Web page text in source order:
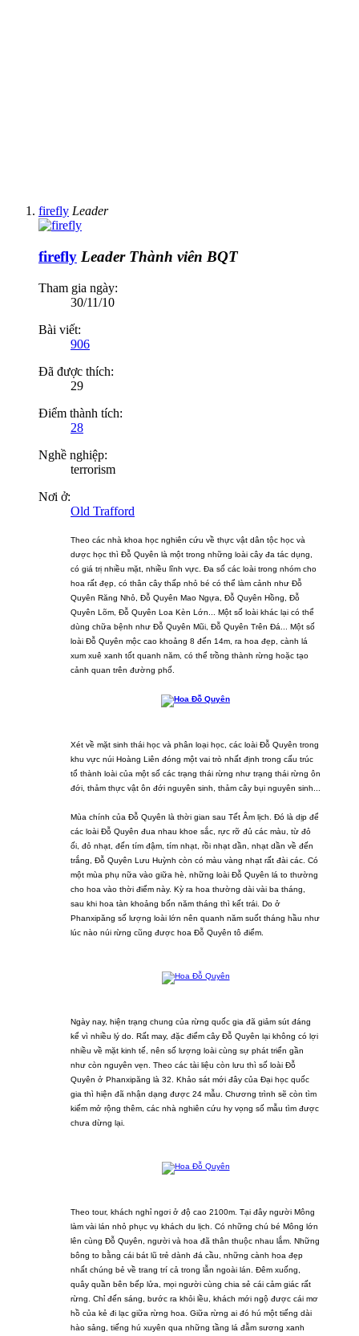
firefly Leader
firefly Leader Thành viên BQT
Tham gia ngày:
30/11/10
Bài viết:
906
Đã được thích:
29
Điểm thành tích:
28
Nghề nghiệp:
terrorism
Nơi ở:
Old Trafford
Theo các nhà khoa học nghiên cứu về thực vật dân tộc học và
dược học thì Đỗ Quyên là một trong những loài cây đa tác dụng,
có giá trị nhiều mặt, nhiều lĩnh vực. Đa số các loài trong nhóm cho
hoa rất đẹp, có thân cây thấp nhỏ bé có thể làm cảnh như Đỗ
Quyên Răng Nhỏ, Đỗ Quyên Mao Ngựa, Đỗ Quyên Hồng, Đỗ
Quyên Lõm, Đỗ Quyên Loa Kèn Lớn... Một số loài khác lại có thể
dùng chữa bệnh như Đỗ Quyên Mũi, Đỗ Quyên Trên Đá... Một số
loài Đỗ Quyên mộc cao khoảng 8 đến 14m, ra hoa đẹp, cành lá
xum xuê xanh tốt quanh năm, có thể trồng thành rừng hoặc tạo
cảnh quan trên đường phố.
Xét về mặt sinh thái học và phân loại học, các loài Đỗ Quyên trong
khu vực núi Hoàng Liên đóng một vai trò nhất định trong cấu trúc
tổ thành loài của một số các trạng thái rừng như trạng thái rừng ôn
đới, thảm thực vật ôn đới nguyên sinh, thảm cây bụi nguyên sinh...
Mùa chính của Đỗ Quyên là thời gian sau Tết Âm lịch. Đó là dịp để
các loài Đỗ Quyên đua nhau khoe sắc, rực rỡ đủ các màu, từ đỏ
ối, đỏ nhạt, đến tím đậm, tím nhạt, rồi nhạt dần, nhạt dần về đến
trắng, Đỗ Quyên Lưu Huỳnh còn có màu vàng nhạt rất đài các. Có
một mùa phụ nữa vào giữa hè, những loài Đỗ Quyên lá to thường
cho hoa vào thời điểm này. Kỳ ra hoa thường dài vài ba tháng,
sau khi hoa tàn khoảng bốn năm tháng thì kết trái. Do ở
Phanxipăng số lượng loài lớn nên quanh năm suốt tháng hầu như
lúc nào núi rừng cũng được hoa Đỗ Quyên tô điểm.
Ngày nay, hiện trạng chung của rừng quốc gia đã giảm sút đáng
kể vì nhiều lý do. Rất may, đặc điểm cây Đỗ Quyên lại không có lợi
nhiều về mặt kinh tế, nên số lượng loài cùng sự phát triển gần
như còn nguyên vẹn. Theo các tài liệu còn lưu thì số loài Đỗ
Quyên ở Phanxipăng là 32. Khảo sát mới đây của Đại học quốc
gia thì hiện đã nhận dạng được 24 mẫu. Chương trình sẽ còn tìm
kiếm mở rộng thêm, các nhà nghiên cứu hy vọng số mẫu tìm được
chưa dừng lại.
Theo tour, khách nghỉ ngơi ở độ cao 2100m. Tại đây người Mông
làm vài lán nhỏ phục vụ khách du lịch. Có những chú bé Mông lớn
lên cùng Đỗ Quyên, người và hoa đã thân thuộc nhau lắm. Những
bông to bằng cái bát lũ trẻ dành đá cầu, những cành hoa đẹp
nhất chúng bẻ về trang trí cả trong lẫn ngoài lán. Đêm xuống,
quây quần bên bếp lửa, mọi người cùng chia sẻ cái cảm giác rất
rừng. Chỉ đến sáng, bước ra khỏi lều, khách mới ngộ được cái mơ
hồ của kẻ đi lạc giữa rừng hoa. Giữa rừng ai đó hú một tiếng dài
hào sảng, tiếng hú xuyên qua những tầng lá đẫm sương xanh